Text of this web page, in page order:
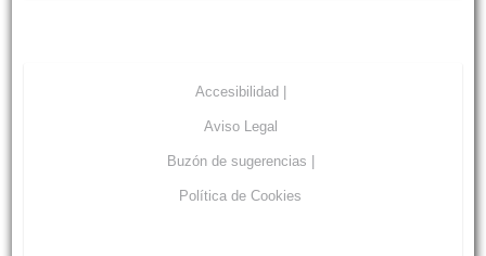
Accesibilidad |
Aviso Legal
Buzón de sugerencias |
Política de Cookies